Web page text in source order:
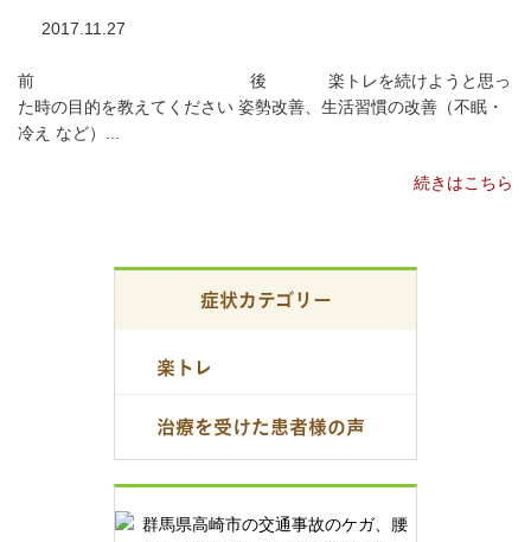
2017.11.27
前 後 楽トレを続けようと思っ
た時の目的を教えてください 姿勢改善、生活習慣の改善（不眠・
冷え など）...
続きはこちら
症状カテゴリー
楽トレ
治療を受けた患者様の声